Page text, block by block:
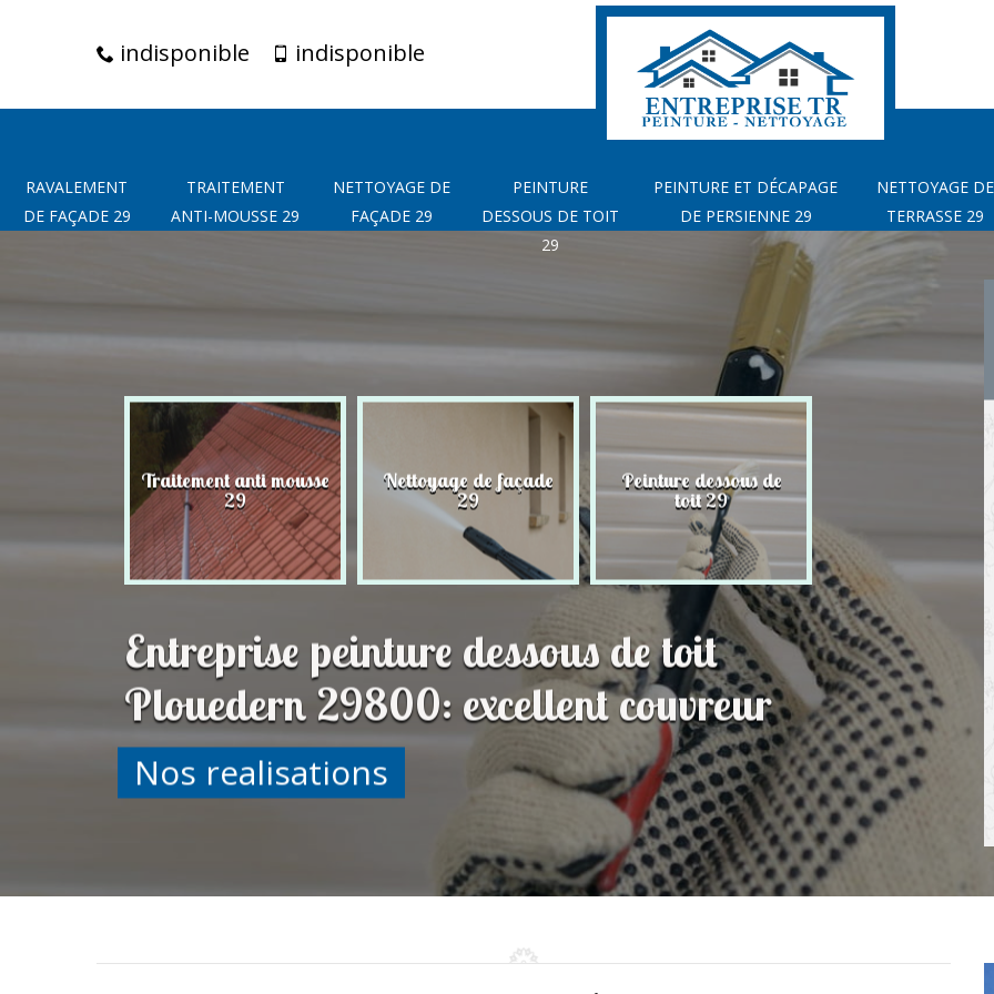
indisponible indisponible
RAVALEMENT
DE FAÇADE 29
TRAITEMENT
ANTI-MOUSSE 29
NETTOYAGE DE
FAÇADE 29
PEINTURE
DESSOUS DE TOIT
29
PEINTURE ET DÉCAPAGE
DE PERSIENNE 29
NETTOYAGE DE
TERRASSE 29
Traitement anti mousse
29
Nettoyage de façade
29
Peinture dessous de
toit 29
Entreprise peinture dessous de toit
Plouedern 29800: excellent couvreur
Nos realisations